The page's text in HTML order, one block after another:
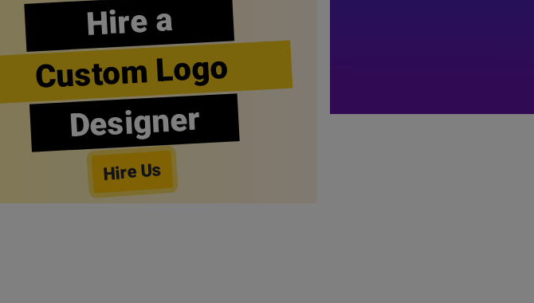
Hire a
Custom Logo
Designer
Hire Us